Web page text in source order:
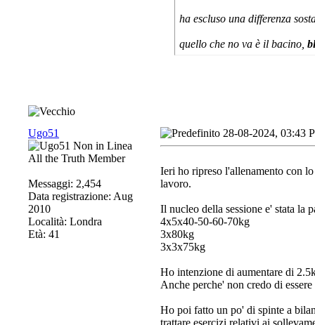
ha escluso una differenza
quello che no va è il bacino,
Ugo51
All the Truth Member
Messaggi: 2,454
Data registrazione: Aug
2010
Località: Londra
Età: 41
28-08-2024, 03:43
Ieri ho ripreso l'allenamento con
lavoro.
Il nucleo della sessione e' stata la
4x5x40-50-60-70kg
3x80kg
3x3x75kg
Ho intenzione di aumentare di
Anche perche' non credo di
Ho poi fatto un po' di spinte a
trattare esercizi relativi ai